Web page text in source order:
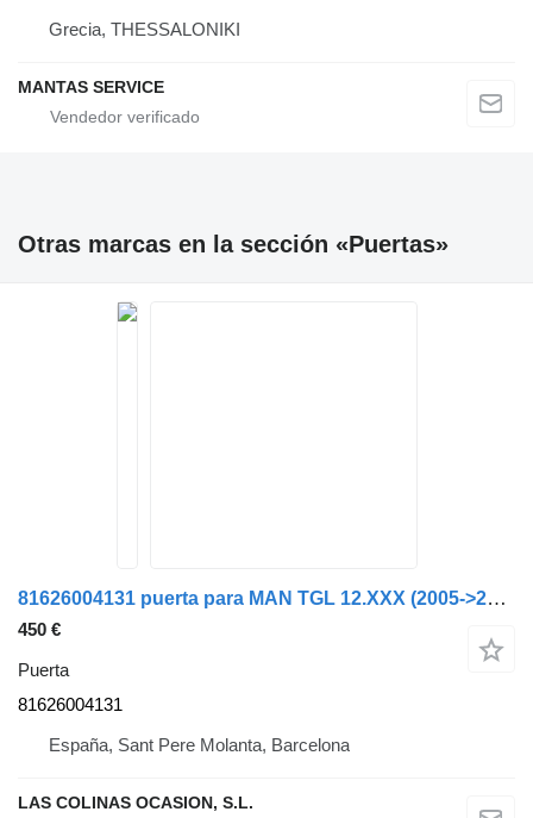
Grecia, THESSALONIKI
MANTAS SERVICE
Otras marcas en la sección «Puertas»
81626004131 puerta para MAN TGL 12.XXX (2005->2021) camión
450 €
Puerta
81626004131
España, Sant Pere Molanta, Barcelona
LAS COLINAS OCASION, S.L.